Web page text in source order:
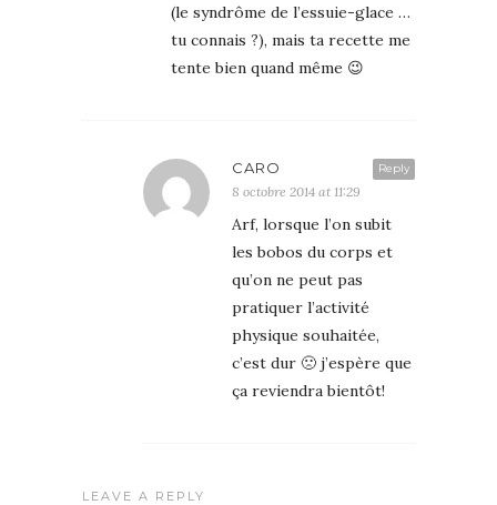
(le syndrôme de l’essuie-glace …
tu connais ?), mais ta recette me
tente bien quand même 😉
Reply
CARO
8 octobre 2014 at 11:29
Arf, lorsque l’on subit
les bobos du corps et
qu’on ne peut pas
pratiquer l’activité
physique souhaitée,
c’est dur 🙁 j’espère que
ça reviendra bientôt!
LEAVE A REPLY